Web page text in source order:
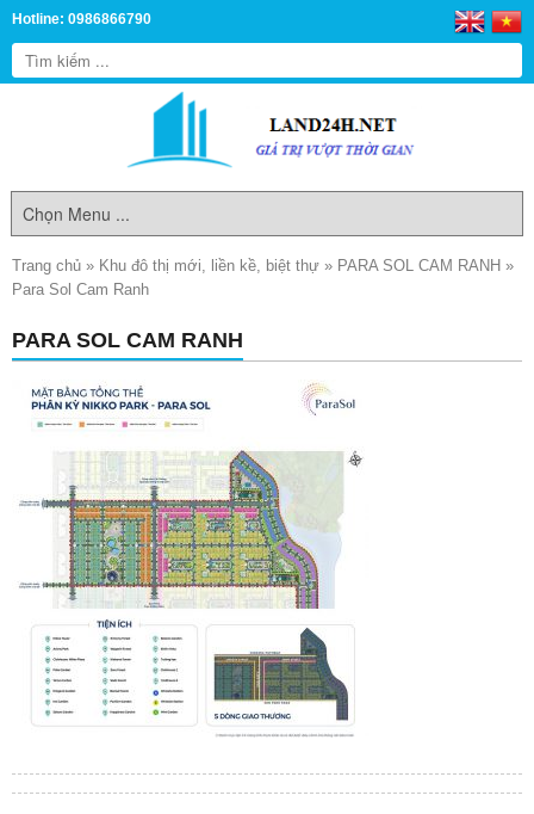
Hotline: 0986866790
Trang chủ » Khu đô thị mới, liền kề, biệt thự » PARA SOL CAM RANH »
Para Sol Cam Ranh
PARA SOL CAM RANH